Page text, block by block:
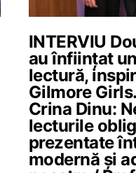
INTERVIU
au înființat
lectură,
Gilmore
Crina Dinu:
lecturile
prezentate
modernă și